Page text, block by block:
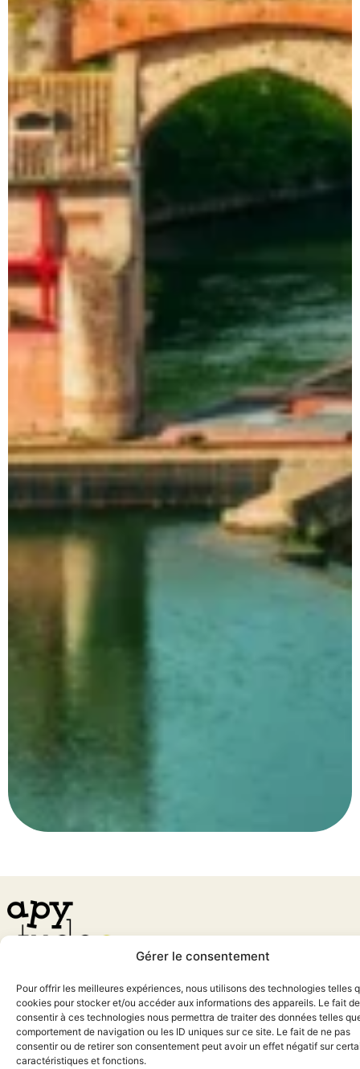
Gérer le consentement
Pour offrir les meilleures expériences, nous utilisons des technologies telles
cookies pour stocker et/ou accéder aux informations des appareils. Le fait de
consentir à ces technologies nous permettra de traiter des données telles
comportement de navigation ou les ID uniques sur ce site. Le fait de ne pas
consentir ou de retirer son consentement peut avoir un effet négatif sur
caractéristiques et fonctions.
Apytudea pour objectif d’améliorer les compétences des équipes et de
promouvoir les valeurs de l’entreprise. Sa mission principale est defaciliter le
recrutementmalgré la pénurie sur le marché de l’emploi.